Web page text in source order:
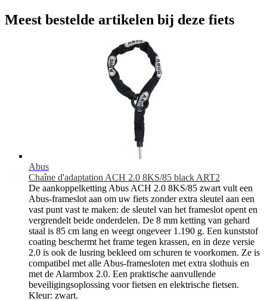
Meest bestelde artikelen bij deze fiets
Abus
Chaîne d'adaptation ACH 2.0 8KS/85 black ART2
De aankoppelketting Abus ACH 2.0 8KS/85 zwart vult een
Abus-frameslot aan om uw fiets zonder extra sleutel aan een
vast punt vast te maken: de sleutel van het frameslot opent en
vergrendelt beide onderdelen. De 8 mm ketting van gehard
staal is 85 cm lang en weegt ongeveer 1.190 g. Een kunststof
coating beschermt het frame tegen krassen, en in deze versie
2.0 is ook de lusring bekleed om schuren te voorkomen. Ze is
compatibel met alle Abus-framesloten met extra slothuis en
met de Alarmbox 2.0. Een praktische aanvullende
beveiligingsoplossing voor fietsen en elektrische fietsen.
Kleur: zwart.